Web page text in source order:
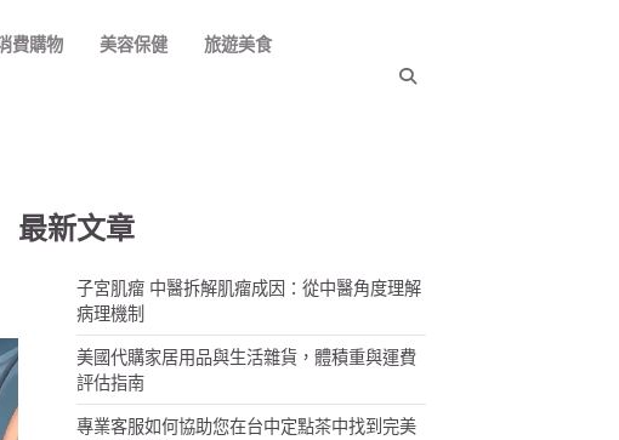
費購物 美容保健 旅遊美食
最新文章
子宮肌瘤 中醫拆解肌瘤成因：從中醫角度理解
病理機制
美國代購家居用品與生活雜貨，體積重與運費
評估指南
專業客服如何協助您在台中定點茶中找到完美